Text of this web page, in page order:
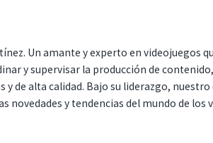
Un amante y experto en videojuegos
y supervisar la producción de
de alta calidad. Bajo su liderazgo,
novedades y tendencias del mundo de los